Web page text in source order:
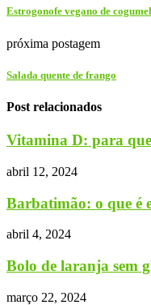
Estrogonofe vegano de
próxima postagem
Salada quente de frango
Post relacionados
Vitamina D: para
abril 12, 2024
Barbatimão: o que é
abril 4, 2024
Bolo de laranja sem
março 22, 2024